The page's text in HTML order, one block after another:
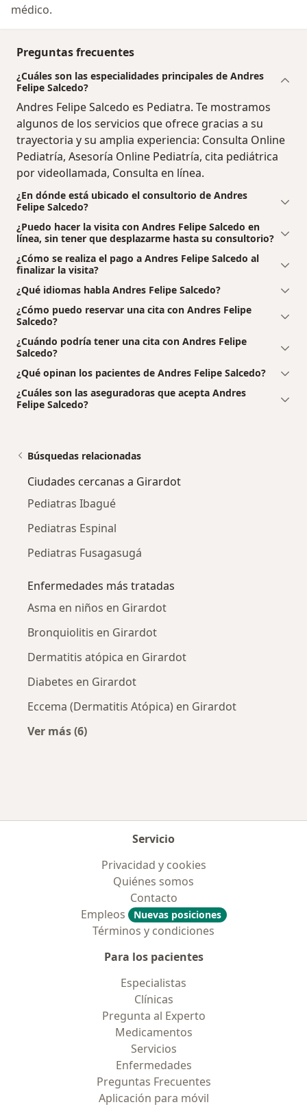
médico.
Preguntas frecuentes
¿Cuáles son las especialidades principales de Andres
Felipe Salcedo?
Andres Felipe Salcedo es Pediatra. Te mostramos
algunos de los servicios que ofrece gracias a su
trayectoria y su amplia experiencia: Consulta Online
Pediatría, Asesoría Online Pediatría, cita pediátrica
por videollamada, Consulta en línea.
¿En dónde está ubicado el consultorio de Andres
Felipe Salcedo?
¿Puedo hacer la visita con Andres Felipe Salcedo en
línea, sin tener que desplazarme hasta su consultorio?
¿Cómo se realiza el pago a Andres Felipe Salcedo al
finalizar la visita?
¿Qué idiomas habla Andres Felipe Salcedo?
¿Cómo puedo reservar una cita con Andres Felipe
Salcedo?
¿Cuándo podría tener una cita con Andres Felipe
Salcedo?
¿Qué opinan los pacientes de Andres Felipe Salcedo?
¿Cuáles son las aseguradoras que acepta Andres
Felipe Salcedo?
Búsquedas relacionadas
Ciudades cercanas a Girardot
Pediatras Ibagué
Pediatras Espinal
Pediatras Fusagasugá
Enfermedades más tratadas
Asma en niños en Girardot
Bronquiolitis en Girardot
Dermatitis atópica en Girardot
Diabetes en Girardot
Eccema (Dermatitis Atópica) en Girardot
Ver más (6)
Servicio
Privacidad y cookies
Quiénes somos
Contacto
Empleos
Nuevas posiciones
Términos y condiciones
Para los pacientes
Especialistas
Clínicas
Pregunta al Experto
Medicamentos
Servicios
Enfermedades
Preguntas Frecuentes
Aplicación para móvil